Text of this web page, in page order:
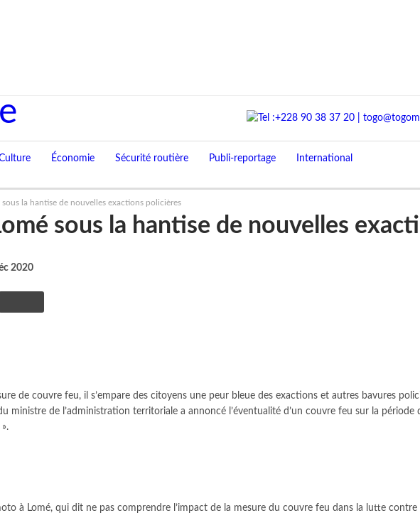
Économie Sécurité routière Publi-reportage International
sous la hantise de nouvelles exactions policières
sous la hantise de nouvelles
2020
de couvre feu, il s’empare des citoyens une peur bleue des exactions et autres bavures
ministre de l’administration territoriale a annoncé l’éventualité d’un couvre feu sur la
à Lomé, qui dit ne pas comprendre l’impact de la mesure du couvre feu dans la lutte